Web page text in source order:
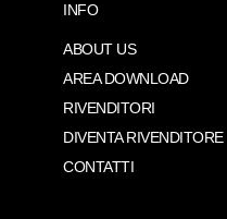
INFO
ABOUT US
AREA DOWNLOAD
RIVENDITORI
DIVENTA RIVENDITORE
CONTATTI